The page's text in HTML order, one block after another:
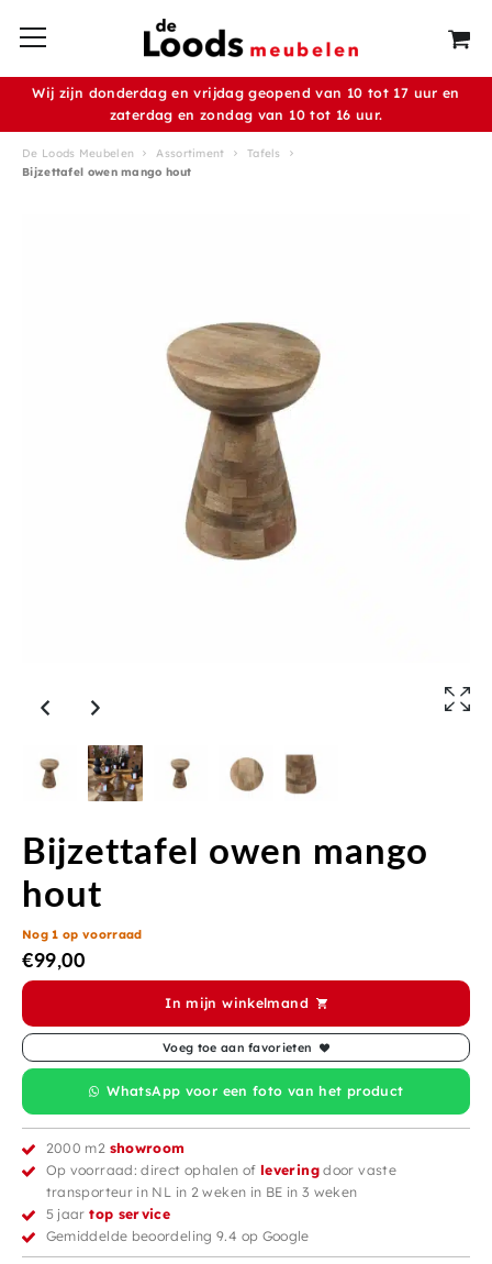
Wij zijn donderdag en vrijdag geopend van 10 tot 17 uur en
zaterdag en zondag van 10 tot 16 uur.
De Loods Meubelen Assortiment
Tafels
Bijzettafel owen mango hout
Bijzettafel owen mango
hout
Nog 1 op voorraad
€99,00
In mijn winkelmand
Voeg toe aan favorieten
WhatsApp voor een foto van het product
2000 m2 showroom
Op voorraad: direct ophalen ofleveringdoor vaste
transporteur in NL in 2 weken in BE in 3 weken
5 jaartop service
Gemiddelde beoordeling 9.4 op Google